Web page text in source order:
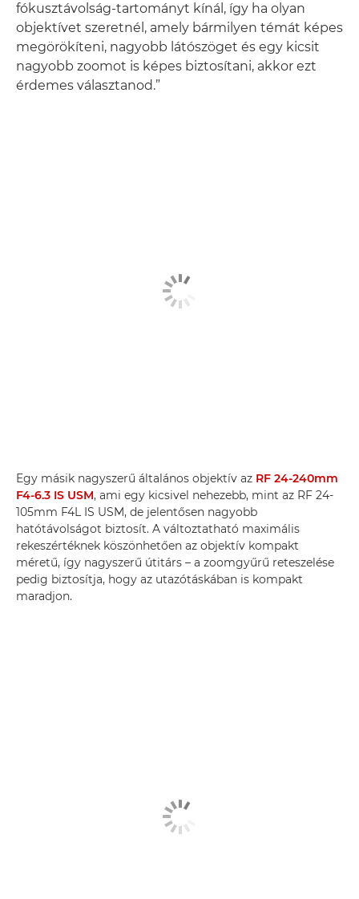
fókusztávolság-tartományt kínál, így ha olyan
objektívet szeretnél, amely bármilyen témát képes
megörökíteni, nagyobb látószöget és egy kicsit
nagyobb zoomot is képes biztosítani, akkor ezt
érdemes választanod.”
Egy másik nagyszerű általános objektív az RF 24-240mm
F4-6.3 IS USM, ami egy kicsivel nehezebb, mint az RF 24-
105mm F4L IS USM, de jelentősen nagyobb
hatótávolságot biztosít. A változtatható maximális
rekeszértéknek köszönhetően az objektív kompakt
méretű, így nagyszerű útitárs – a zoomgyűrű reteszelése
pedig biztosítja, hogy az utazótáskában is kompakt
maradjon.